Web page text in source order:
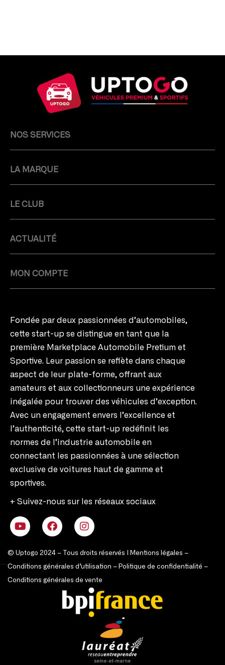
NOS SERVICES
LA MARQUE
LE CLUB
ACTUALITÉ
MON COMPTE
Fondée par deux passionnées d’automobiles,
cette start-up se distingue en tant que la
première Marketplace Automobile Pretium et
Sportive. Leur passion se reflète dans chaque
aspect de leur plate-forme, offrant aux
amateurs et aux collectionneurs une expérience
inégalée pour trouver des véhicules d’exception.
Avec un engagement envers l’excellence et
l’authenticité, cette start-up redéfinit les
normes de l’industrie automobile en
connectant les passionnées à une sélection
exclusive de voitures haut de gamme et
sportives.
+ Suivez-nous sur les réseaux sociaux
© Uptogo 2024 – Tous droits réservés | Mentions légales –
Conditions générales d’utilisation – Politique de confidentialité –
Conditions générales de vente